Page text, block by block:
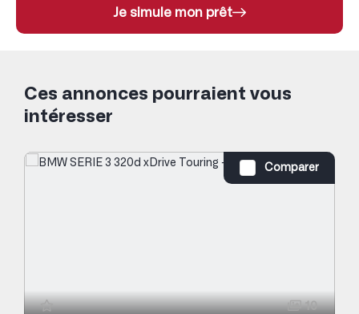
Je simule mon prêt
Ces annonces pourraient vous
intéresser
Comparer
10